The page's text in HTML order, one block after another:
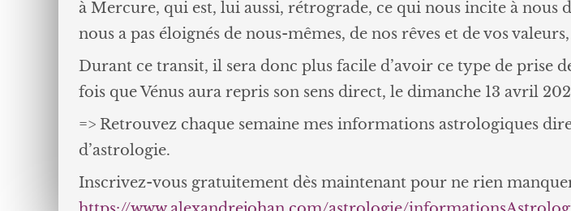
à Mercure, qui est, lui aussi, rétrograde, ce qui nous incite à
nous a pas éloignés de nous-mêmes, de nos rêves et de vos
Durant ce transit, il sera donc plus facile d’avoir ce type de prise
fois que Vénus aura repris son sens direct, le dimanche 13 avril
=> Retrouvez chaque semaine mes informations astrologiques
d’astrologie.
Inscrivez-vous gratuitement dès maintenant pour ne rien